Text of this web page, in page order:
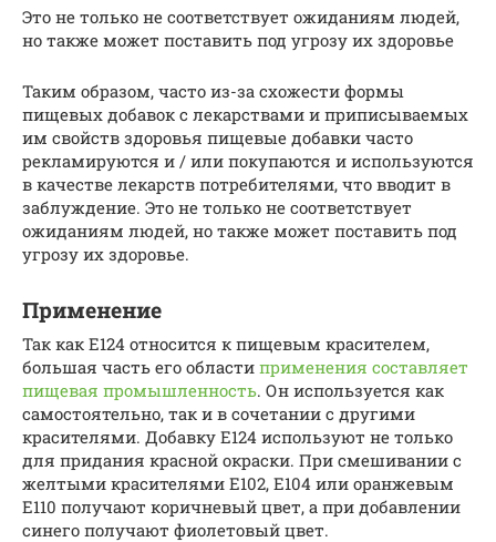
Это не только не соответствует ожиданиям людей,
но также может поставить под угрозу их здоровье
Таким образом, часто из-за схожести формы
пищевых добавок с лекарствами и приписываемых
им свойств здоровья пищевые добавки часто
рекламируются и / или покупаются и используются
в качестве лекарств потребителями, что вводит в
заблуждение. Это не только не соответствует
ожиданиям людей, но также может поставить под
угрозу их здоровье.
Применение
Так как Е124 относится к пищевым красителем,
большая часть его области применения составляет
пищевая промышленность. Он используется как
самостоятельно, так и в сочетании с другими
красителями. Добавку Е124 используют не только
для придания красной окраски. При смешивании с
желтыми красителями Е102, Е104 или оранжевым
Е110 получают коричневый цвет, а при добавлении
синего получают фиолетовый цвет.